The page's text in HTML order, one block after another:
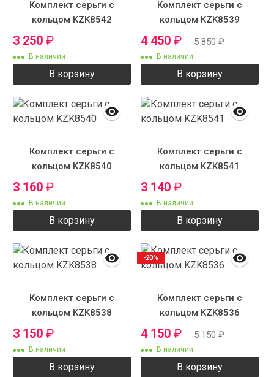
Комплект серьги с
кольцом KZK8542
3 250 ₽
В наличии
В корзину
Комплект серьги с
кольцом KZK8539
4 450 ₽ 5 850₽
В наличии
В корзину
Комплект серьги с
кольцом KZK8540
3 160 ₽
В наличии
В корзину
Комплект серьги с
кольцом KZK8541
3 140 ₽
В наличии
В корзину
Комплект серьги с
кольцом KZK8538
3 150 ₽
В наличии
В корзину
Комплект серьги с
кольцом KZK8536
4 150 ₽ 5 150₽
В наличии
В корзину
-20%